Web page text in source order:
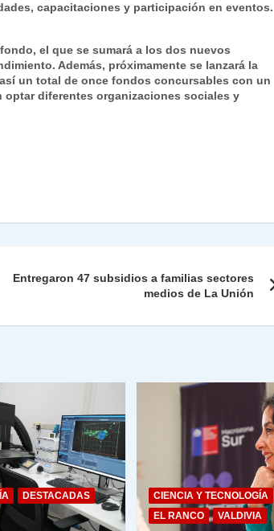
capacitaciones y participación en eventos.
el que se sumará a los dos nuevos
Además, próximamente se lanzará la
un total de once fondos concursables con un
diferentes organizaciones sociales y
Entregaron 47 subsidios a familias sectores
medios de La Unión
DESTACADAS
CIENCIA Y TECNOLOGÍA
EL RANCO
VALDIVIA